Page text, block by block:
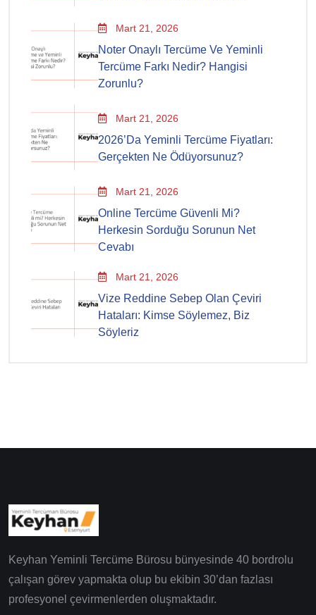
Mart 21, 2026
Noter Onaylı Tercüme Ve Yeminli
Tercüme Farkı Nedir? Hangisi
Zorunlu?
Mart 21, 2026
2026’da Yeminli Tercüme Fiyatları:
Gerçekten Ne Ödüyorsunuz?
Mart 21, 2026
Online Tercüme Güvenli Mi?
Herkesin Sorduğu Sorunun Net
Cevabı
Mart 21, 2026
Vize Reddine Sebep Olan Çeviri
Hataları: Kimse Söylemez, Biz
Söyleriz
Keyhan Yeminli Tercüme Bürosu bünyesinde 40 bordrolu
çalışan görev yapmakta olup bu ekibin 30’dan fazlası
profesyonel çevirmenlerden oluşmaktadır.